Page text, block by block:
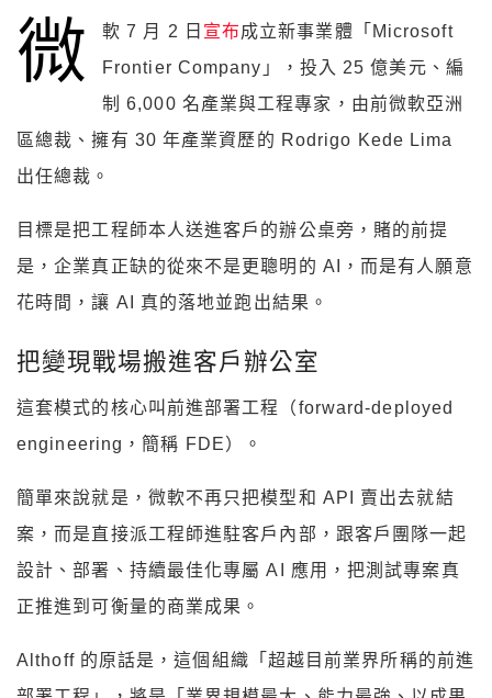
微 軟 7 月 2 日 宣布成立新事業體「Microsoft
Frontier Company」，投入 25 億美元、編
制 6,000 名產業與工程專家，由前微軟亞洲
區總裁、擁有 30 年產業資歷的 Rodrigo Kede Lima
出任總裁。
目標是把工程師本人送進客戶的辦公桌旁，賭的前提
是，企業真正缺的從來不是更聰明的 AI，而是有人願意
花時間，讓 AI 真的落地並跑出結果。
把變現戰場搬進客戶辦公室
這套模式的核心叫前進部署工程（forward-deployed
engineering，簡稱 FDE）。
簡單來說就是，微軟不再只把模型和 API 賣出去就結
案，而是直接派工程師進駐客戶內部，跟客戶團隊一起
設計、部署、持續最佳化專屬 AI 應用，把測試專案真
正推進到可衡量的商業成果。
Althoff 的原話是，這個組織「超越目前業界所稱的前進